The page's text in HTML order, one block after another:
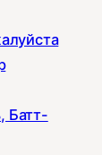
Батт-